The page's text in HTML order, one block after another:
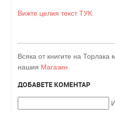
Вижте целия текст ТУК.
Всяка от книгите на Торлака
нашия Магазин.
ДОБАВЕТЕ КОМЕНТАР